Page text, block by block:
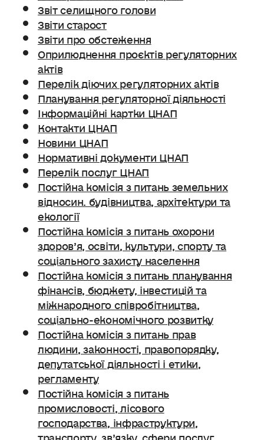
Звіт селищного голови
Звіти старост
Звіти про обстеження
Оприлюднення проєктів регуляторних
актів
Перелік діючих регуляторних актів
Планування регуляторної діяльності
Інформаційні картки ЦНАП
Контакти ЦНАП
Новини ЦНАП
Нормативні документи ЦНАП
Перелік послуг ЦНАП
Постійна комісія з питань земельних
відносин. будівництва, архітектури та
екології
Постійна комісія з питань охорони
здоров’я, освіти, культури, спорту та
соціального захисту населення
Постійна комісія з питань планування
фінансів, бюджету, інвестицій та
міжнародного співробітництва,
соціально-економічного розвитку
Постійна комісія з питань прав
людини, законності, правопорядку,
депутатської діяльності і етики,
регламенту
Постійна комісія з питань
промисловості, лісового
господарства, інфраструктури,
транспорту, зв’язку, сфери послуг